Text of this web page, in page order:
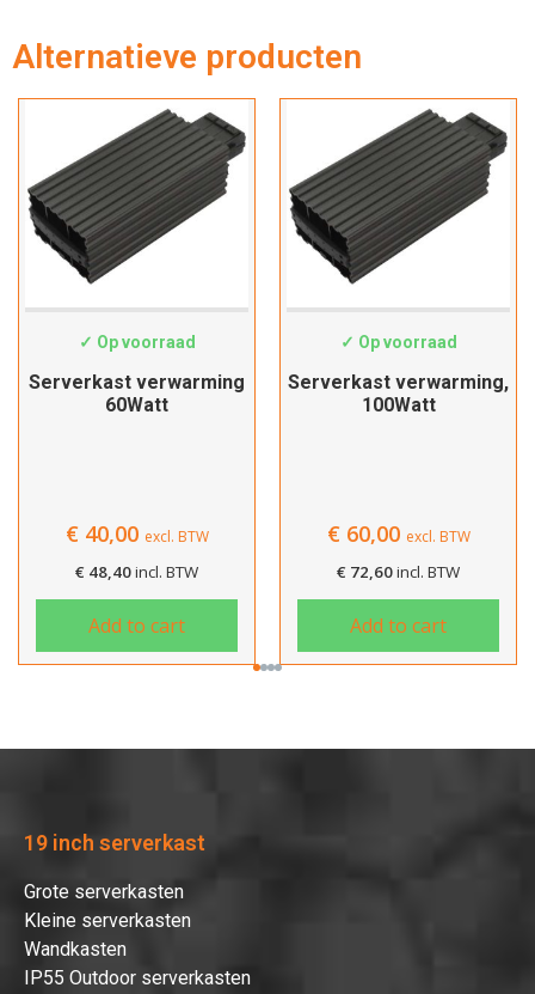
Alternatieve producten
✓ Op voorraad
Serverkast verwarming
60Watt
€40,00 excl. BTW
€ 48,40incl. BTW
Add to cart
✓ Op voorraad
Serverkast verwarming,
100Watt
€60,00 excl. BTW
€ 72,60incl. BTW
Add to cart
19 inch serverkast
Grote serverkasten
Kleine serverkasten
Wandkasten
IP55 Outdoor serverkasten
Hartelijk dank!
Dit product is succesvol toegevoegd
aan uw winkelwagen!